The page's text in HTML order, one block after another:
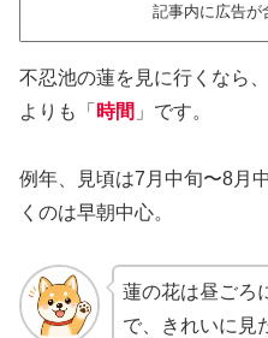
記事内に広告が
不忍池の蓮を見に行くなら
よりも「 時間 」です。
例年、見頃は7月中旬〜8月
くのは早朝中心。
蓮の花は昼ごろ
で、きれいに見